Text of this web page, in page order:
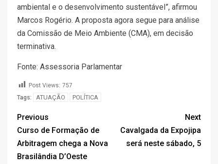
ambiental e o desenvolvimento sustentável”, afirmou
Marcos Rogério. A proposta agora segue para análise
da Comissão de Meio Ambiente (CMA), em decisão
terminativa.
Fonte: Assessoria Parlamentar
Post Views: 757
Tags:
ATUAÇÃO POLÍTICA
Previous
Curso de Formação de
Arbitragem chega a Nova
Brasilândia D’Oeste
Next
Cavalgada da Expojipa
será neste sábado, 5